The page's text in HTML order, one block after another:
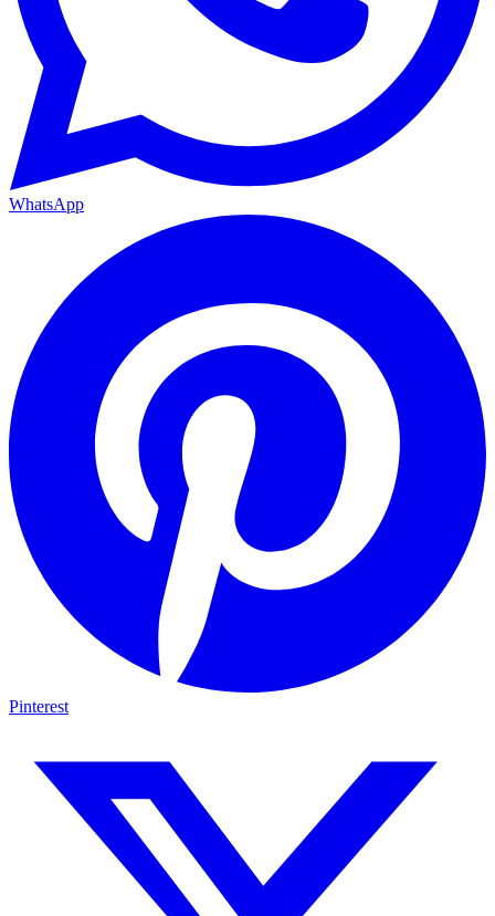
WhatsApp
Pinterest